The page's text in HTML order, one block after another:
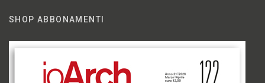
SHOP ABBONAMENTI